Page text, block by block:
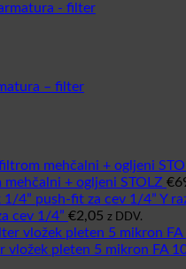
– filter
+ ogljeni STOLZ €
Y
cev 1/4” €2,05 z DDV.
vložek pleten 5 mikron FA